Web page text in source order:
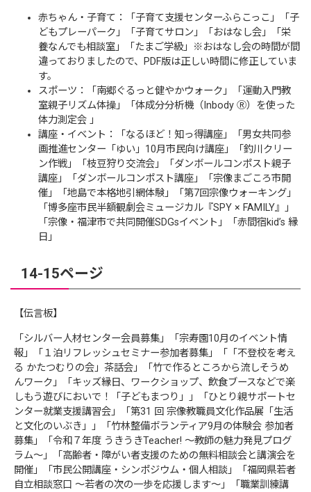
赤ちゃん・子育て：「子育て支援センターふらこっこ」「子
どもプレーパーク」「子育てサロン」「おはなし会」「栄
養なんでも相談室」「たまご学級」※おはなし会の時間が間
違っておりましたので、PDF版は正しい時間に修正していま
す。
スポーツ：「南郷ぐるっと健やかウォーク」「運動入門教
室親子リズム体操」「体成分分析機（Inbody Ⓡ）を使った
体力測定会 」
講座・イベント：「なるほど！知っ得講座」「男女共同参
画推進センター「ゆい」10月市民向け講座」「釣川クリー
ン作戦」「枝豆狩り交流会」「ダンボールコンポスト親子
講座」「ダンボールコンポスト講座」「宗像まごころ市開
催」「地島で本格地引網体験」「第7回宗像ウォーキング」
「博多座市民半額観劇会ミュージカル『SPY × FAMILY』」
「宗像・福津市で共同開催SDGsイベント」「赤間宿kid’s 縁
日」
14-15ページ
【伝言板】
「シルバー人材センター会員募集」「宗寿園10月のイベント情
報」「１泊リフレッシュセミナー参加者募集」「「不登校を考え
る かたつむりの会」茶話会」「竹で作るところから流しそうめ
んワーク」「キッズ縁日、ワークショップ、飲食ブースなどで楽
しもう遊びにおいで！「子どもまつり」」「ひとり親サポートセ
ンター就業支援講習会」「第31 回 宗像教職員文化作品展「生活
と文化のいぶき」」「竹林整備ボランティア9月の体験会 参加者
募集」「令和７年度 うきうきTeacher! ～教師の魅力発見プログ
ラム～」「高齢者・障がい者支援のための無料相談会と講演会を
開催」「市民公開講座・シンポジウム・個人相談」「福岡県若者
自立相談窓口 ～若者の次の一歩を応援します～」「職業訓練講